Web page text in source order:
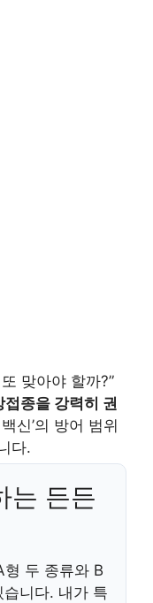
맞아야 할까?”
종을 강력히 권
신’의 방어 범위
다.
는 든든
두 종류와 B
니다. 내가 특